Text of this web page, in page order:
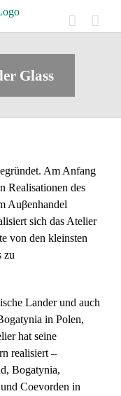
Glass
Am Anfang
Realisationen des
Auβenhandel
sich das Atelier
von den kleinsten
zu
Lander und auch
in Polen,
hat seine
realisiert –
Bogatynia,
Coevorden in